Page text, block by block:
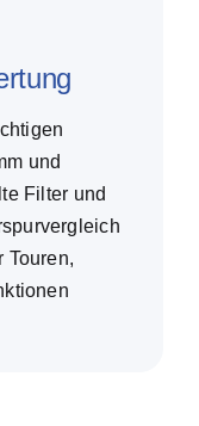
und
Filter und
Touren,